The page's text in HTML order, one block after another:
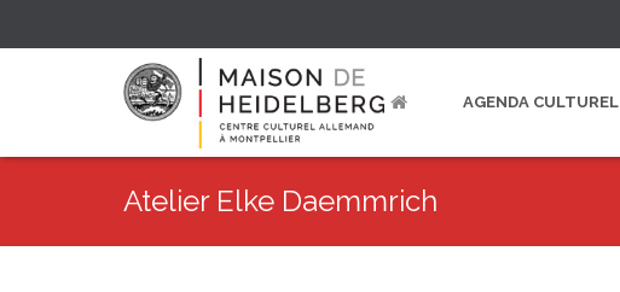
AGENDA CULTUREL
Atelier Elke Daemmrich